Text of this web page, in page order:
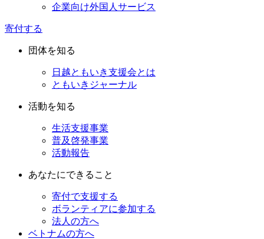
企業向け外国人サービス
寄付する
団体を知る
日越ともいき支援会とは
ともいきジャーナル
活動を知る
生活支援事業
普及啓発事業
活動報告
あなたにできること
寄付で支援する
ボランティアに参加する
法人の方へ
ベトナムの方へ